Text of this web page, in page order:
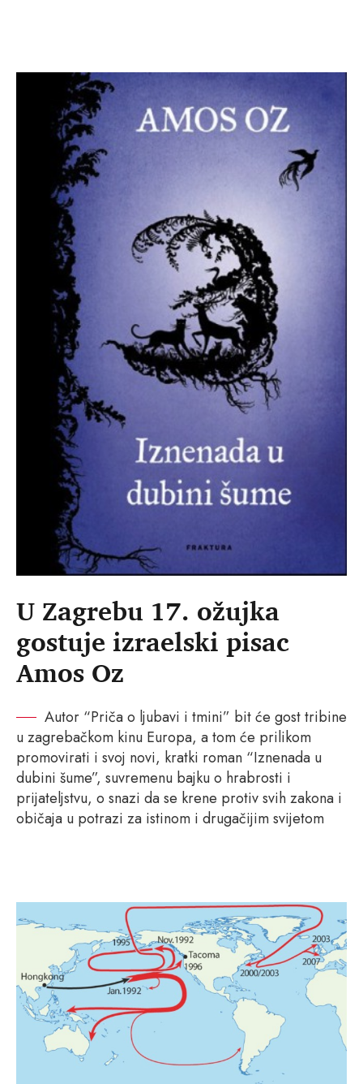
U Zagrebu 17. ožujka
gostuje izraelski pisac
Amos Oz
Autor “Priča o ljubavi i tmini” bit će gost tribine
u zagrebačkom kinu Europa, a tom će prilikom
promovirati i svoj novi, kratki roman “Iznenada u
dubini šume”, suvremenu bajku o hrabrosti i
prijateljstvu, o snazi da se krene protiv svih zakona i
običaja u potrazi za istinom i drugačijim svijetom